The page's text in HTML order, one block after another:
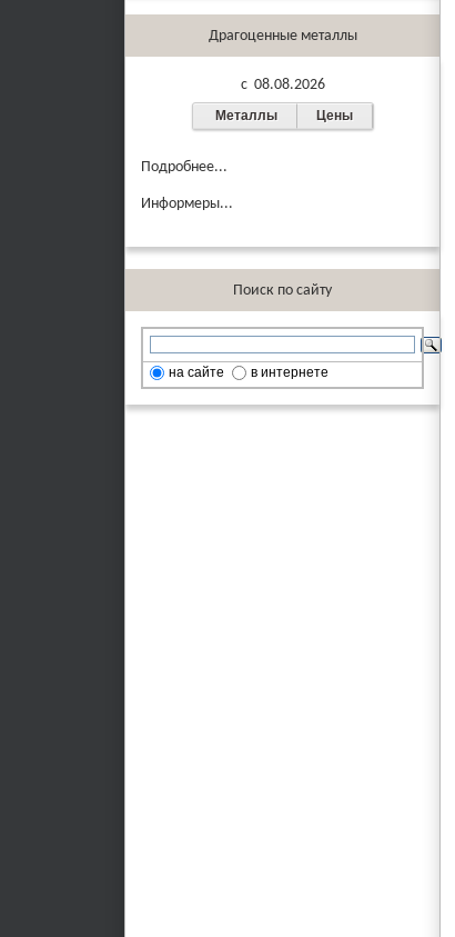
Драгоценные металлы
c 08.08.2026
Металлы Цены
Подробнее...
Информеры...
Поиск по сайту
на сайте в интернете